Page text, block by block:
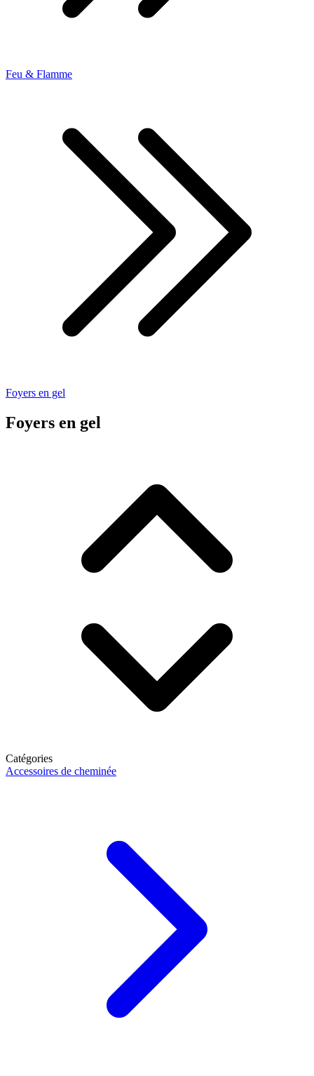
Feu & Flamme
Foyers en gel
Foyers en gel
Catégories
Accessoires de cheminée